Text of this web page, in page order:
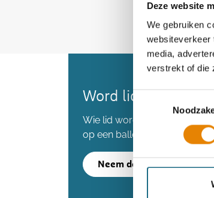
Deze website
We gebruiken
websiteverkeer
media,
verstrekt of die
Word lid en maak
Wie lid wordt voordat we de
op een ballonvaart.
Neem deel